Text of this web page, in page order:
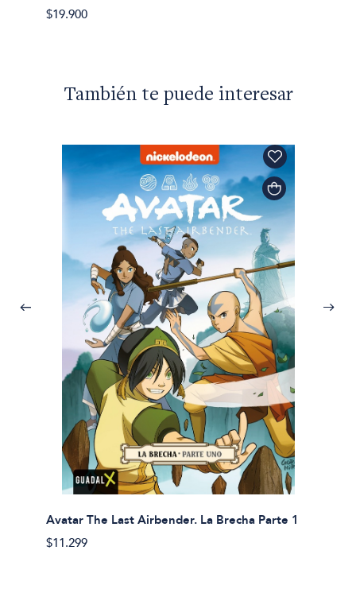
$19.900
También te puede interesar
Avatar The Last Airbender. La Brecha Parte 1
$11.299